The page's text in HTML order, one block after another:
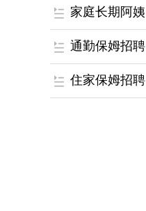
家庭长期阿姨
通勤保姆招聘
住家保姆招聘